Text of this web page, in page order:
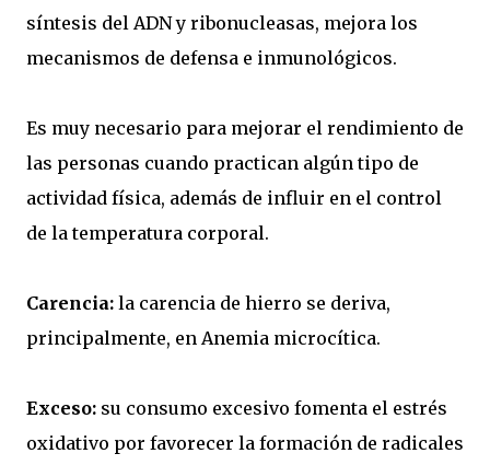
síntesis del ADN y ribonucleasas, mejora los
mecanismos de defensa e inmunológicos.
Es muy necesario para mejorar el rendimiento de
las personas cuando practican algún tipo de
actividad física, además de influir en el control
de la temperatura corporal.
Carencia: la carencia de hierro se deriva,
principalmente, en Anemia microcítica.
Exceso: su consumo excesivo fomenta el estrés
oxidativo por favorecer la formación de radicales